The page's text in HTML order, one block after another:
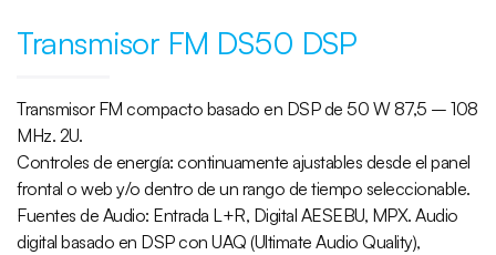
Transmisor FM DS50 DSP
Transmisor FM compacto basado en DSP de 50 W 87,5 – 108
MHz. 2U.
Controles de energía: continuamente ajustables desde el panel
frontal o web y/o dentro de un rango de tiempo seleccionable.
Fuentes de Audio: Entrada L+R, Digital AESEBU, MPX. Audio
digital basado en DSP con UAQ (Ultimate Audio Quality),